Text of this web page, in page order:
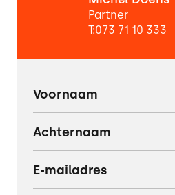
Partner
T:073 71 10 333